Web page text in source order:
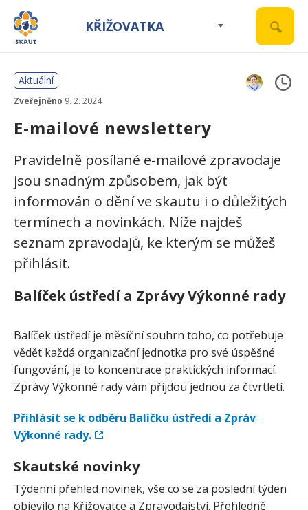
KŘIŽOVATKA
Aktuální
Zveřejněno 9. 2. 2024
E-mailové newslettery
Pravidelně posílané e-mailové zpravodaje
jsou snadným způsobem, jak být
informován o dění ve skautu i o důležitých
termínech a novinkách. Níže najdeš
seznam zpravodajů, ke kterým se můžeš
přihlásit.
Balíček ústředí a Zprávy Výkonné rady
Balíček ústředí je měsíční souhrn toho, co potřebuje
vědět každá organizační jednotka pro své úspěšné
fungování, je to koncentrace praktických informací.
Zprávy Výkonné rady vám přijdou jednou za čtvrtletí.
Přihlásit se k odběru Balíčku ústředí a Zpráv
Výkonné rady.
Skautské novinky
Týdenní přehled novinek, vše co se za poslední týden
objevilo na Křižovatce a Zpravodajství. Přehledně